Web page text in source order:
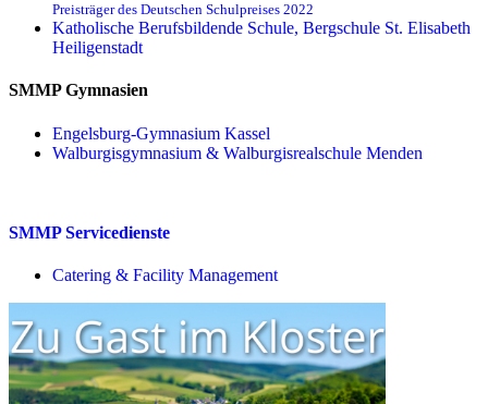
Preisträger des Deutschen Schulpreises 2022
Katholische Berufsbildende Schule, Bergschule St. Elisabeth
Heiligenstadt
SMMP Gymnasien
Engelsburg-Gymnasium Kassel
Walburgisgymnasium & Walburgisrealschule Menden
SMMP Servicedienste
Catering & Facility Management